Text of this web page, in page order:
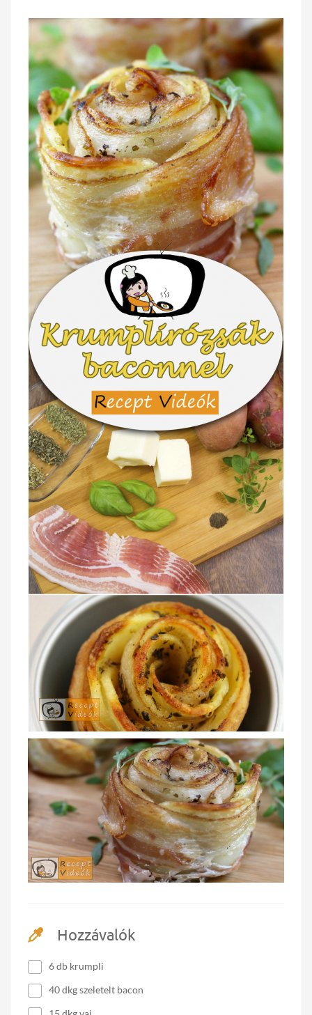
Hozzávalók
6 db krumpli
40 dkg szeletelt bacon